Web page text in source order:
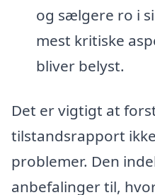
og sælgere ro i
mest kritiske
bliver belyst.
Det er vigtigt at
tilstandsrapport
problemer. Den
anbefalinger til,